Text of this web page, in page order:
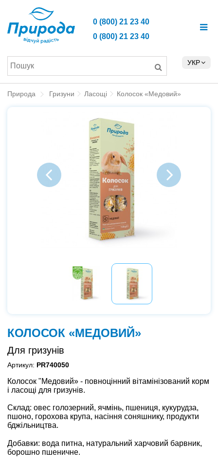
УКР
0 (800) 21 23 40
0 (800) 21 23 40
Природа Гризуни Ласощі Колосок «Медовий»
КОЛОСОК «МЕДОВИЙ»
Для гризунів
Артикул: PR740050
Колосок "Медовий» - повноцінний вітамінізований корм
і ласощі для гризунів.
Склад: овес голозерний, ячмінь, пшениця, кукурудза,
пшоно, горохова крупа, насіння соняшнику, продукти
бджільництва.
Добавки: вода питна, натуральний харчовий барвник,
борошно пшеничне.